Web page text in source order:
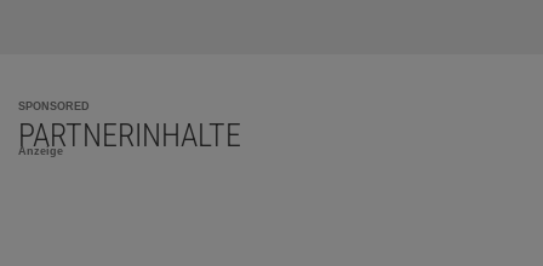
SPONSORED
PARTNERINHALTE
Anzeige